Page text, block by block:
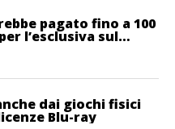
pagato fino a 100
l’esclusiva sul
dai giochi fisici
Blu-ray